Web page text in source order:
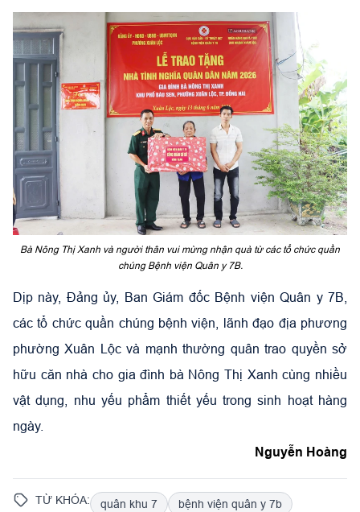
Bà Nông Thị Xanh và người thân vui mừng nhận quà từ các tổ chức quần
chúng Bệnh viện Quân y 7B.
Dịp này, Đảng ủy, Ban Giám đốc Bệnh viện Quân y 7B,
các tổ chức quần chúng bệnh viện, lãnh đạo địa phương
phường Xuân Lộc và mạnh thường quân trao quyền sở
hữu căn nhà cho gia đình bà Nông Thị Xanh cùng nhiều
vật dụng, nhu yếu phẩm thiết yếu trong sinh hoạt hàng
ngày.
Nguyễn Hoàng
TỪ KHÓA: quân khu 7
bệnh viện quân y 7b